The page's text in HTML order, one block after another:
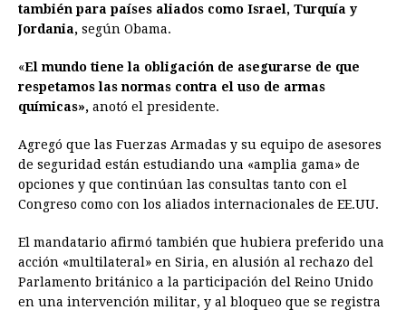
también para países aliados como Israel, Turquía y
Jordania, según Obama.
«El mundo tiene la obligación de asegurarse de que
respetamos las normas contra el uso de armas
químicas», anotó el presidente.
Agregó que las Fuerzas Armadas y su equipo de asesores
de seguridad están estudiando una «amplia gama» de
opciones y que continúan las consultas tanto con el
Congreso como con los aliados internacionales de EE.UU.
El mandatario afirmó también que hubiera preferido una
acción «multilateral» en Siria, en alusión al rechazo del
Parlamento británico a la participación del Reino Unido
en una intervención militar, y al bloqueo que se registra